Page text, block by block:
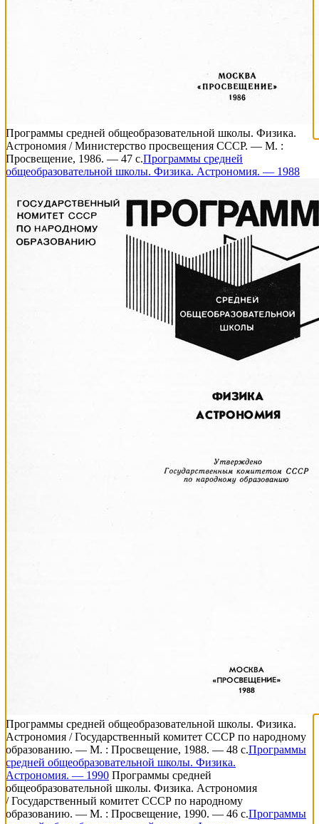
Программы средней общеобразовательной школы. Физика.
Астрономия / Министерство просвещения СССР. — М. :
Просвещение, 1986. — 47 с.Программы средней
общеобразовательной школы. Физика. Астрономия. — 1988
Программы средней общеобразовательной школы. Физика.
Астрономия / Государственный комитет СССР по народному
образованию. — М. : Просвещение, 1988. — 48 с.Программы
средней общеобразовательной школы. Физика.
Астрономия. — 1990 Программы средней
общеобразовательной школы. Физика. Астрономия
/ Государственный комитет СССР по народному
образованию. — М. : Просвещение, 1990. — 46 с.Программы